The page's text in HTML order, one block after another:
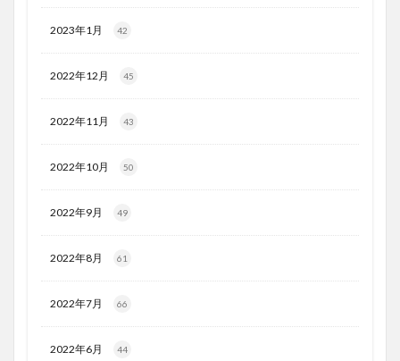
2023年1月 42
2022年12月 45
2022年11月 43
2022年10月 50
2022年9月 49
2022年8月 61
2022年7月 66
2022年6月 44